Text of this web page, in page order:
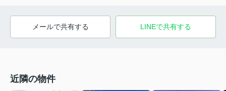
メールで共有する LINEで共有する
近隣の物件